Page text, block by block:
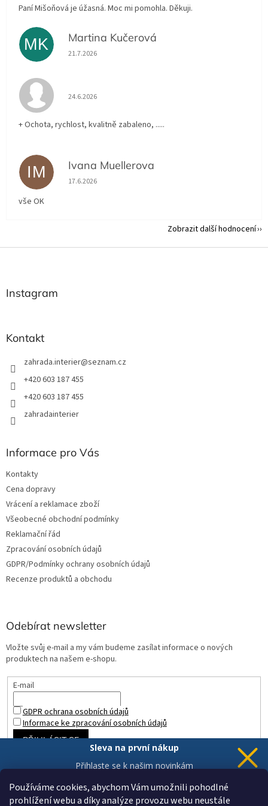
Používáme cookies, abychom Vám umožnili pohodlné
prohlížení webu a díky analýze provozu webu neustále
Paní Mišoňová je úžasná. Moc mi pomohla. Děkuji.
MK Martina Kučerová
Hodnocení obchodu je 5 z 5 hvězdiček.
21.7.2026
Hodnocení obchodu je 5 z 5 hvězdiček.
24.6.2026
+ Ochota, rychlost, kvalitně zabaleno, .....
IM Ivana Muellerova
Hodnocení obchodu je 5 z 5 hvězdiček.
17.6.2026
vše OK
Zobrazit další hodnocení
Instagram
Kontakt
zahrada.interier@seznam.cz
+420 603 187 455
+420 603 187 455
zahradainterier
Informace pro Vás
Kontakty
Cena dopravy
Vrácení a reklamace zboží
Všeobecné obchodní podmínky
Reklamační řád
Zpracování osobních údajů
GDPR/Podmínky ochrany osobních údajů
Recenze produktů a obchodu
Odebírat newsletter
Vložte svůj e-mail a my vám budeme zasílat informace o nových
produktech na našem e-shopu.
E-mail
GDPR ochrana osobních údajů
Informace ke zpracování osobních údajů
PŘIHLÁSIT SE
Sleva na první nákup
Přihlaste se k našim novinkám